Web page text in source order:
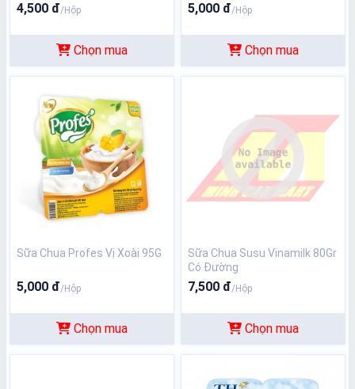
4,500 đ/Hộp
Chọn mua
5,000 đ/Hộp
Chọn mua
Sữa Chua Profes Vị Xoài 95G
5,000 đ/Hộp
Chọn mua
Sữa Chua Susu Vinamilk 80Gr
Có Đường
7,500 đ/Hộp
Chọn mua